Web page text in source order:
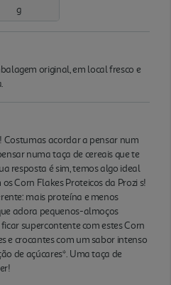
g
original, em local fresco e
Costumas acordar a pensar num
numa taça de cereais que te
resposta é sim, temos algo ideal
Corn Flakes Proteicos da Prozi s!
mais proteína e menos
adora pequenos-almoços
supercontente com estes Corn
e crocantes com um sabor intenso
de açúcares*. Uma taça de